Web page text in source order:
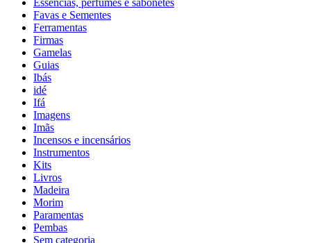
Essências, perfumes e sabonetes
Favas e Sementes
Ferramentas
Firmas
Gamelas
Guias
Ibás
idé
Ifá
Imagens
Imãs
Incensos e incensários
Instrumentos
Kits
Livros
Madeira
Morim
Paramentas
Pembas
Sem categoria